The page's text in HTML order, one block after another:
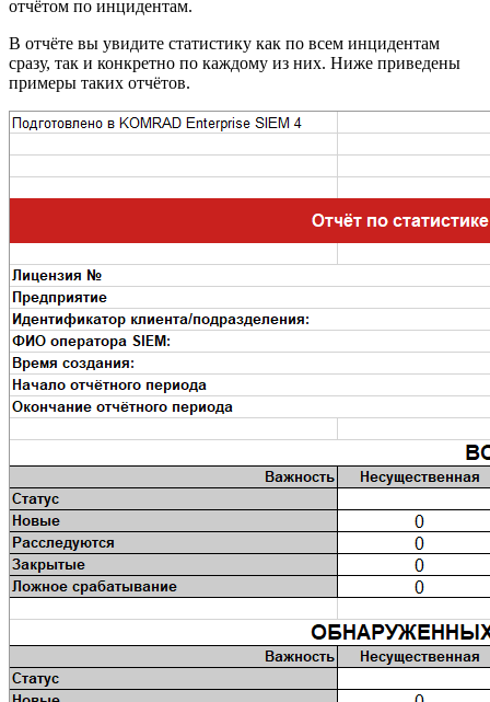
отчётом по инцидентам.
В отчёте вы увидите статистику как по всем инцидентам
сразу, так и конкретно по каждому из них. Ниже приведены
примеры таких отчётов.